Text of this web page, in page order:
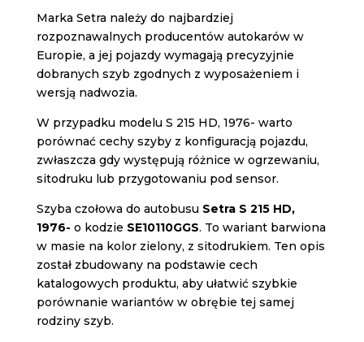
Marka Setra należy do najbardziej
rozpoznawalnych producentów autokarów w
Europie, a jej pojazdy wymagają precyzyjnie
dobranych szyb zgodnych z wyposażeniem i
wersją nadwozia.
W przypadku modelu S 215 HD, 1976- warto
porównać cechy szyby z konfiguracją pojazdu,
zwłaszcza gdy występują różnice w ogrzewaniu,
sitodruku lub przygotowaniu pod sensor.
Szyba czołowa do autobusu Setra S 215 HD,
1976- o kodzie SE10110GGS. To wariant barwiona
w masie na kolor zielony, z sitodrukiem. Ten opis
został zbudowany na podstawie cech
katalogowych produktu, aby ułatwić szybkie
porównanie wariantów w obrębie tej samej
rodziny szyb.